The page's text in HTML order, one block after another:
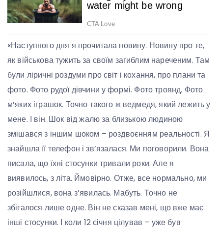
«Наступного дня я прочитала новину. Новину про те,
як військова тужить за своїм загиблим нареченим. Там
були ліричні роздуми про світ і кохання, про плани та
фото. Фото рудої дівчини у формі. Фото троянд. Фото
м’яких іграшок. Точно такого ж ведмедя, який лежить у
мене. І він. Шок від жалю за близькою людиною
змішався з іншим шоком – роздвоєнням реальності. Я
знайшла її телефон і зв’язалася. Ми поговорили. Вона
писала, що їхні стосунки тривали роки. Але я
виявилось, з літа. Ймовірно. Отже, все нормально, ми
розійшлися, вона з’явилась. Мабуть. Точно не
збігалося лише одне. Він не сказав мені, що вже має
інші стосунки. І коли 12 січня цілував – уже був